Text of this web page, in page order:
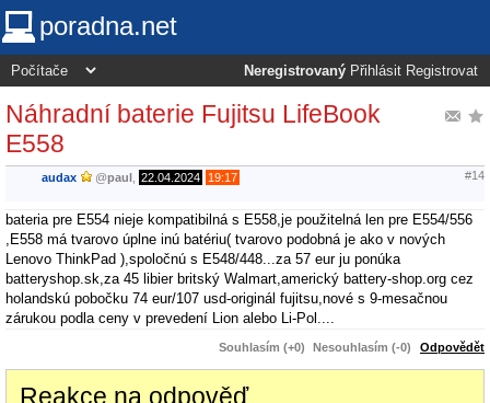
poradna.net
Neregistrovaný Přihlásit Registrovat
Náhradní baterie Fujitsu LifeBook
E558
audax @paul 22.04.2024 19:17 #14
bateria pre E554 nieje kompatibilná s E558,je použitelná len pre E554/556
,E558 má tvarovo úplne inú batériu( tvarovo podobná je ako v nových
Lenovo ThinkPad ),spoločnú s E548/448...za 57 eur ju ponúka
batteryshop.sk,za 45 libier britský Walmart,americký battery-shop.org cez
holandskú pobočku 74 eur/107 usd-originál fujitsu,nové s 9-mesačnou
zárukou podla ceny v prevedení Lion alebo Li-Pol....
Souhlasím (+0) Nesouhlasím (-0) Odpovědět
Reakce na odpověď